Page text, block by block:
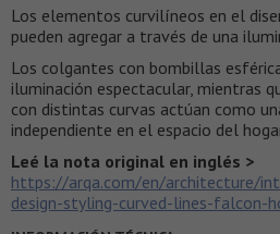
Los elementos curvilíneos en el
pueden agregar a través de una
Los colgantes con bombillas
iluminación espectacular, mientras
con distintas curvas actúan como
independiente en el espacio del
Leé la nota original en inglés >
https://arqa.com/en/architecture/
design-styling-curved-lines-falcon-